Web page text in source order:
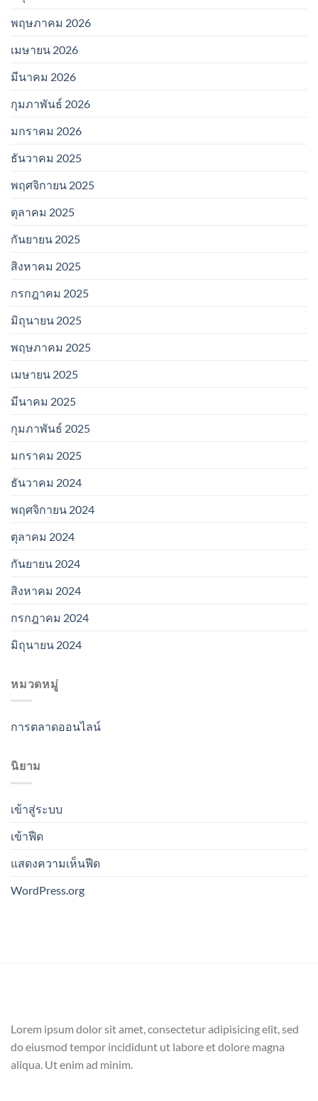
พฤษภาคม 2026
เมษายน 2026
มีนาคม 2026
กุมภาพันธ์ 2026
มกราคม 2026
ธันวาคม 2025
พฤศจิกายน 2025
ตุลาคม 2025
กันยายน 2025
สิงหาคม 2025
กรกฎาคม 2025
มิถุนายน 2025
พฤษภาคม 2025
เมษายน 2025
มีนาคม 2025
กุมภาพันธ์ 2025
มกราคม 2025
ธันวาคม 2024
พฤศจิกายน 2024
ตุลาคม 2024
กันยายน 2024
สิงหาคม 2024
กรกฎาคม 2024
มิถุนายน 2024
หมวดหมู่
การตลาดออนไลน์
นิยาม
เข้าสู่ระบบ
เข้าฟีด
แสดงความเห็นฟีด
WordPress.org
Lorem ipsum dolor sit amet, consectetur adipisicing elit, sed
do eiusmod tempor incididunt ut labore et dolore magna
aliqua. Ut enim ad minim.